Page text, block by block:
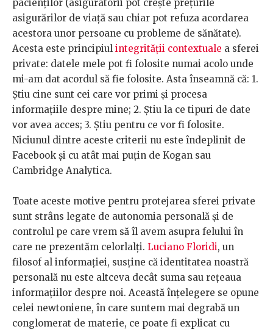
pacienților (asiguratorii pot crește prețurile
asigurărilor de viață sau chiar pot refuza acordarea
acestora unor persoane cu probleme de sănătate).
Acesta este principiul integrității contextuale a sferei
private: datele mele pot fi folosite numai acolo unde
mi-am dat acordul să fie folosite. Asta înseamnă că: 1.
Știu cine sunt cei care vor primi și procesa
informațiile despre mine; 2. Știu la ce tipuri de date
vor avea acces; 3. Știu pentru ce vor fi folosite.
Niciunul dintre aceste criterii nu este îndeplinit de
Facebook și cu atât mai puțin de Kogan sau
Cambridge Analytica.
Toate aceste motive pentru protejarea sferei private
sunt strâns legate de autonomia personală și de
controlul pe care vrem să îl avem asupra felului în
care ne prezentăm celorlalți. Luciano Floridi, un
filosof al informației, susține că identitatea noastră
personală nu este altceva decât suma sau rețeaua
informațiilor despre noi. Această înțelegere se opune
celei newtoniene, în care suntem mai degrabă un
conglomerat de materie, ce poate fi explicat cu